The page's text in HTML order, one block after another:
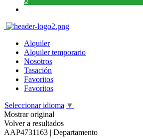
Alquiler
Alquiler temporario
Nosotros
Tasación
Favoritos
Favoritos
Seleccionar idioma ▼
Mostrar original
Volver a resultados
AAP4731163 | Departamento